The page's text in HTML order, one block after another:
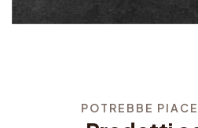
i
POTREBBE